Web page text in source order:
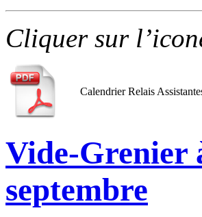
Cliquer sur
Calendrier Relais
Vide-Grenier
septembre